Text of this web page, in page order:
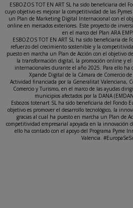
ESBOZOS TOT EN ART SL ha sido beneficiaria del
cuyo objetivo es mejorar la competitividad de las
un Plan de Marketing Digital Internacional con el
online en mercados exteriores. Este proyecto de
en el marco del Plan ARA
ESBOZOS TOT EN ART SL ha sido beneficiaria de
refuerzo del crecimiento sostenible y la
puesto en marcha un Plan de Acción con el objetivo
la transformación digital, la promoción online y el
internacionales durante el año 2025. Para ello ha
Xpande Digital de la Cámara de Comercio
Actividad financiada por la Generalitat Valenciana,
Comercio y Turismo, en el marco de las ayudas
municipios afectados por la DANA
Esbozos totenart SL ha sido beneficiaria del Fondo
objetivo es promover el desarrollo tecnológico, la
gracias al cual ha puesto en marcha un Plan de
competitividad empresarial apoyada en la innovación
ello ha contado con el apoyo del Programa Pyme
Valencia.